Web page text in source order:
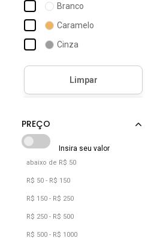
Branco
Caramelo
Cinza
Cáqui
Multicolorido
Verde
Verde Militar
Verde Oliva
abaixo de R$ 50
R$ 50 - R$ 150
R$ 150 - R$ 250
R$ 250 - R$ 500
R$ 500 - R$ 1000